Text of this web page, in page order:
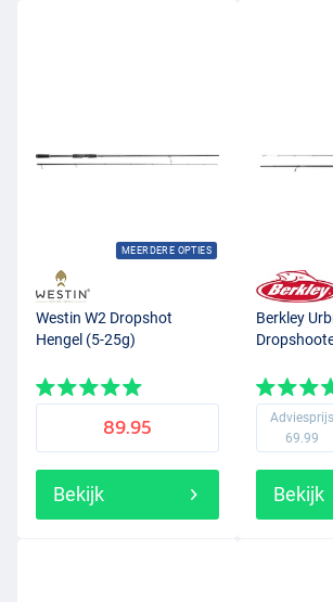
MEERDERE OPTIES
Westin W2 Dropshot
Hengel (5-25g)
89.95
Bekijk
Berkley
Adviesprijs
69.99
Bekijk